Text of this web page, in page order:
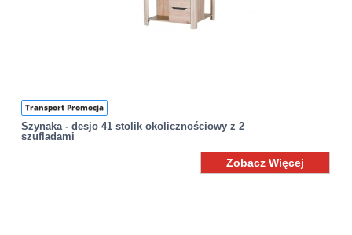
Transport Promocja
Szynaka - desjo 41 stolik okolicznościowy z 2
szufladami
Zobacz Więcej